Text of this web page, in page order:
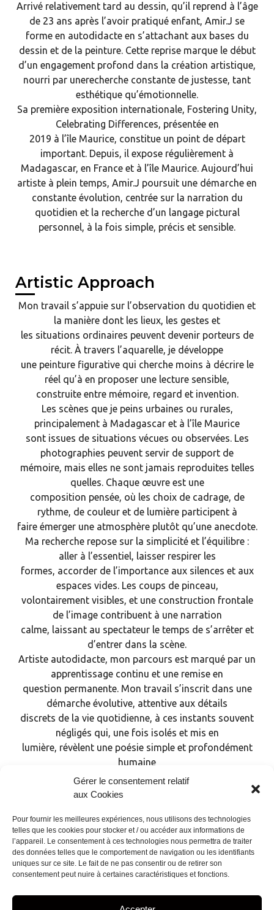
Gérer le consentement relatif
aux Cookies
Pour fournir les meilleures expériences, nous utilisons des technologies
telles que les cookies pour stocker et / ou accéder aux informations de
l’appareil. Le consentement à ces technologies nous permettra de traiter
des données telles que le comportement de navigation ou les identifiants
uniques sur ce site. Le fait de ne pas consentir ou de retirer son
consentement peut nuire à certaines caractéristiques et fonctions.
Arrivé relativement tard au dessin, qu’il reprend à l’âge
de 23 ans après l’avoir pratiqué enfant, Amir.J se
forme en autodidacte en s’attachant aux bases du
dessin et de la peinture. Cette reprise marque le début
d’un engagement profond dans la création artistique,
nourri par unerecherche constante de justesse, tant
esthétique qu’émotionnelle.
Sa première exposition internationale, Fostering Unity,
Celebrating Differences, présentée en
2019 à l’île Maurice, constitue un point de départ
important. Depuis, il expose régulièrement à
Madagascar, en France et à l’île Maurice. Aujourd’hui
artiste à plein temps, Amir.J poursuit une démarche en
constante évolution, centrée sur la narration du
quotidien et la recherche d’un langage pictural
personnel, à la fois simple, précis et sensible.
Artistic Approach
Mon travail s’appuie sur l’observation du quotidien et
la manière dont les lieux, les gestes et
les situations ordinaires peuvent devenir porteurs de
récit. À travers l’aquarelle, je développe
une peinture figurative qui cherche moins à décrire le
réel qu’à en proposer une lecture sensible,
construite entre mémoire, regard et invention.
Les scènes que je peins urbaines ou rurales,
principalement à Madagascar et à l’île Maurice
sont issues de situations vécues ou observées. Les
photographies peuvent servir de support de
mémoire, mais elles ne sont jamais reproduites telles
quelles. Chaque œuvre est une
composition pensée, où les choix de cadrage, de
rythme, de couleur et de lumière participent à
faire émerger une atmosphère plutôt qu’une anecdote.
Ma recherche repose sur la simplicité et l’équilibre :
aller à l’essentiel, laisser respirer les
formes, accorder de l’importance aux silences et aux
espaces vides. Les coups de pinceau,
volontairement visibles, et une construction frontale
de l’image contribuent à une narration
calme, laissant au spectateur le temps de s’arrêter et
d’entrer dans la scène.
Artiste autodidacte, mon parcours est marqué par un
apprentissage continu et une remise en
question permanente. Mon travail s’inscrit dans une
démarche évolutive, attentive aux détails
discrets de la vie quotidienne, à ces instants souvent
négligés qui, une fois isolés et mis en
lumière, révèlent une poésie simple et profondément
humaine
NEWSLETTER
Restez informé de
mes projets !